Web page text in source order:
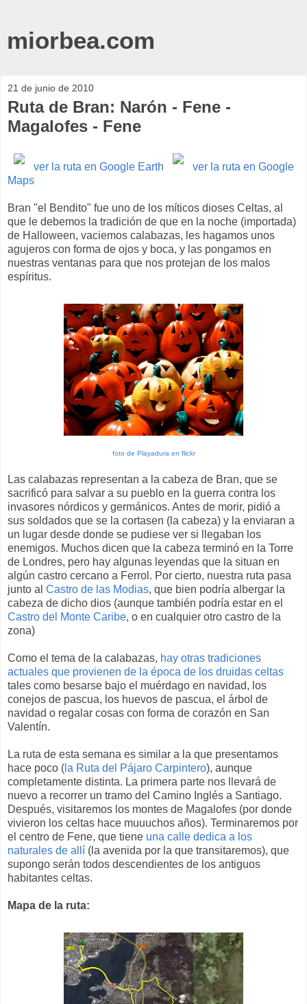
miorbea.com
21 de junio de 2010
Ruta de Bran: Narón - Fene -
Magalofes - Fene
ver la ruta en Google Earth
ver la ruta en Google
Maps
Bran "el Bendito" fue uno de los míticos dioses Celtas, al
que le debemos la tradición de que en la noche (importada)
de Halloween, vaciemos calabazas, les hagamos unos
agujeros con forma de ojos y boca, y las pongamos en
nuestras ventanas para que nos protejan de los malos
espíritus.
foto de Playadura en flickr
Las calabazas representan a la cabeza de Bran, que se
sacrificó para salvar a su pueblo en la guerra contra los
invasores nórdicos y germánicos. Antes de morir, pidió a
sus soldados que se la cortasen (la cabeza) y la enviaran a
un lugar desde donde se pudiese ver si llegaban los
enemigos. Muchos dicen que la cabeza terminó en la Torre
de Londres, pero hay algunas leyendas que la situan en
algún castro cercano a Ferrol. Por cierto, nuestra ruta pasa
junto al Castro de las Modias, que bien podría albergar la
cabeza de dicho dios (aunque también podría estar en el
Castro del Monte Caribe, o en cualquier otro castro de la
zona)
Como el tema de la calabazas, hay otras tradiciones
actuales que provienen de la época de los druidas celtas
tales como besarse bajo el muérdago en navidad, los
conejos de pascua, los huevos de pascua, el árbol de
navidad o regalar cosas con forma de corazón en San
Valentín.
La ruta de esta semana es similar a la que presentamos
hace poco ( la Ruta del Pájaro Carpintero), aunque
completamente distinta. La primera parte nos llevará de
nuevo a recorrer un tramo del Camino Inglés a Santiago.
Después, visitaremos los montes de Magalofes (por donde
vivieron los celtas hace muuuchos años). Terminaremos por
el centro de Fene, que tiene una calle dedica a los
naturales de allí (la avenida por la que transitaremos), que
supongo serán todos descendientes de los antiguos
habitantes celtas.
Mapa de la ruta: